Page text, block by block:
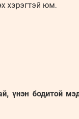
хэрэгтэй юм.
үнэн бодитой